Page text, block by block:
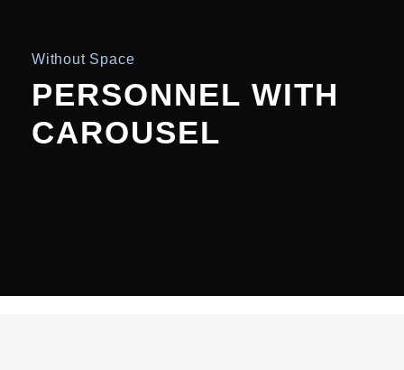
Without Space
PERSONNEL WITH
CAROUSEL